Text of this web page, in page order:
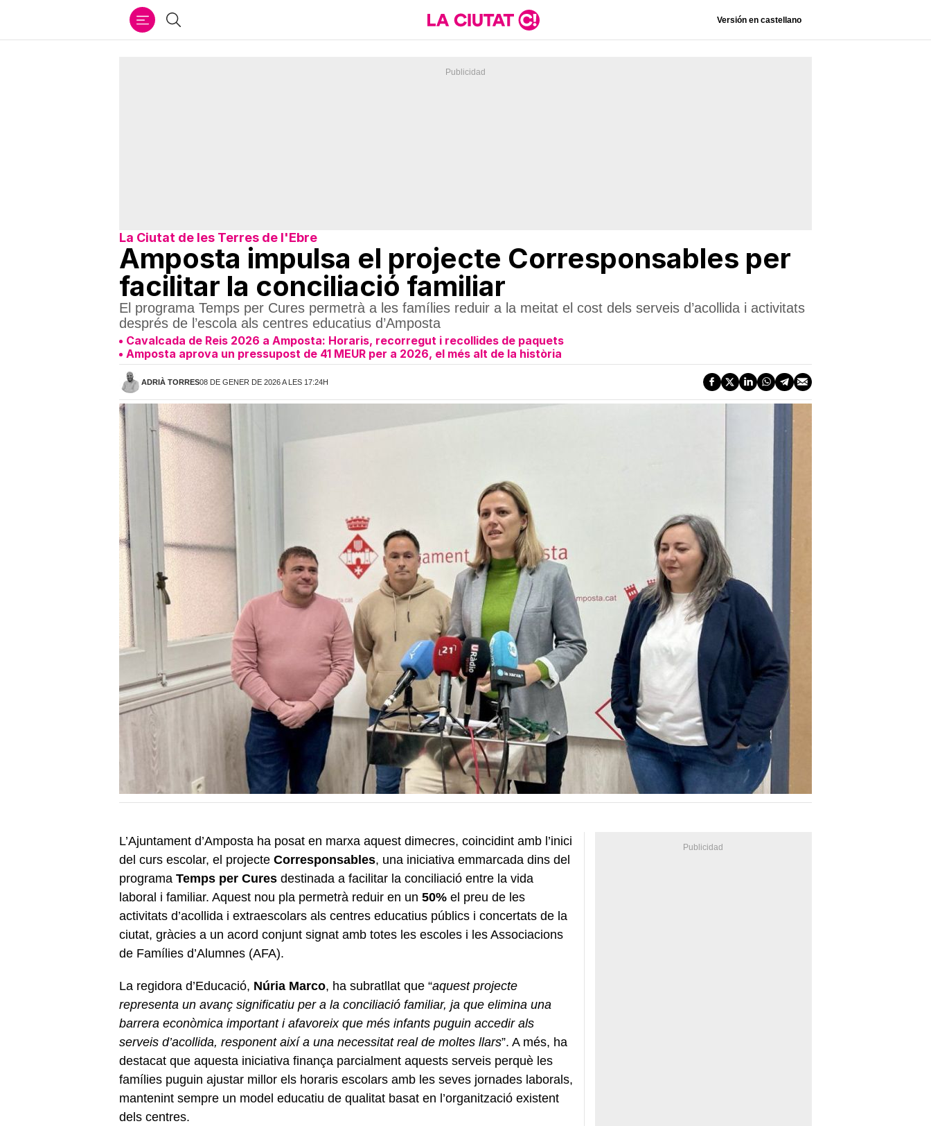
Cercar Versión en castellano
La Ciutat de les Terres de l'Ebre
Amposta impulsa el projecte Corresponsables per
facilitar la conciliació familiar
El programa Temps per Cures permetrà a les famílies reduir a la meitat el cost dels serveis d’acollida i activitats
després de l’escola als centres educatius d’Amposta
Cavalcada de Reis 2026 a Amposta: Horaris, recorregut i recollides de paquets
Amposta aprova un pressupost de 41 MEUR per a 2026, el més alt de la història
ADRIÀ TORRES08 DE GENER DE 2026 A LES 17:24H
L’Ajuntament d’Amposta ha posat en marxa aquest dimecres, coincidint amb l’inici
del curs escolar, el projecte Corresponsables, una iniciativa emmarcada dins del
programa Temps per Cures destinada a facilitar la conciliació entre la vida
laboral i familiar. Aquest nou pla permetrà reduir en un 50% el preu de les
activitats d’acollida i extraescolars als centres educatius públics i concertats de la
ciutat, gràcies a un acord conjunt signat amb totes les escoles i les Associacions
de Famílies d’Alumnes (AFA).
La regidora d’Educació, Núria Marco, ha subratllat que “aquest projecte
representa un avanç significatiu per a la conciliació familiar, ja que elimina una
barrera econòmica important i afavoreix que més infants puguin accedir als
serveis d’acollida, responent així a una necessitat real de moltes llars”. A més, ha
destacat que aquesta iniciativa finança parcialment aquests serveis perquè les
famílies puguin ajustar millor els horaris escolars amb les seves jornades laborals,
mantenint sempre un model educatiu de qualitat basat en l’organització existent
dels centres.